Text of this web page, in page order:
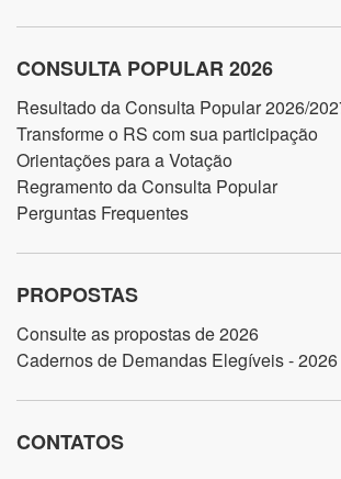
CONSULTA POPULAR 2026
Resultado da Consulta Popular 2026/
Transforme o RS com sua participação
Orientações para a Votação
Regramento da Consulta Popular
Perguntas Frequentes
PROPOSTAS
Consulte as propostas de 2026
Cadernos de Demandas Elegíveis - 2026
CONTATOS